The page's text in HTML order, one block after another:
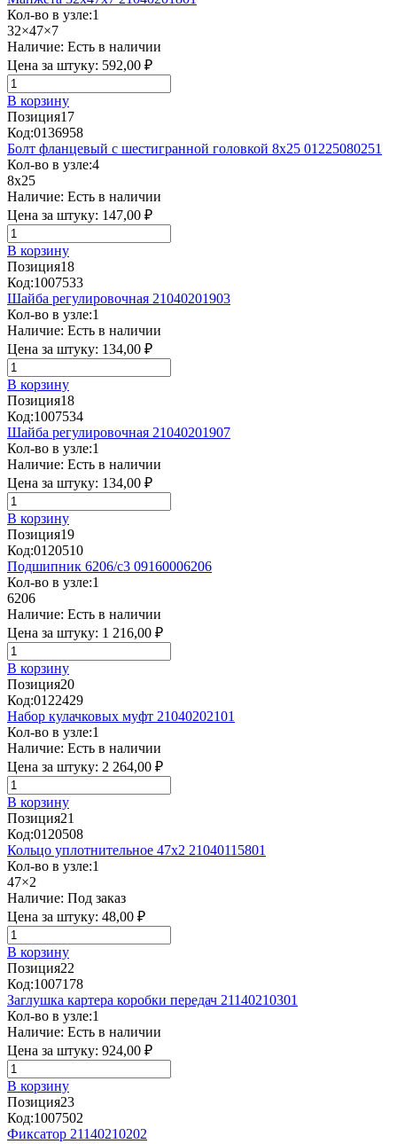
Кол-во в узле:1
32×47×7
Наличие: Есть в наличии
Цена за штуку: 592,00 ₽
В корзину
Позиция17
Код:0136958
Болт фланцевый с шестигранной головкой 8x25 01225080251
Кол-во в узле:4
8x25
Наличие: Есть в наличии
Цена за штуку: 147,00 ₽
В корзину
Позиция18
Код:1007533
Шайба регулировочная 21040201903
Кол-во в узле:1
Наличие: Есть в наличии
Цена за штуку: 134,00 ₽
В корзину
Позиция18
Код:1007534
Шайба регулировочная 21040201907
Кол-во в узле:1
Наличие: Есть в наличии
Цена за штуку: 134,00 ₽
В корзину
Позиция19
Код:0120510
Подшипник 6206/c3 09160006206
Кол-во в узле:1
6206
Наличие: Есть в наличии
Цена за штуку: 1 216,00 ₽
В корзину
Позиция20
Код:0122429
Набор кулачковых муфт 21040202101
Кол-во в узле:1
Наличие: Есть в наличии
Цена за штуку: 2 264,00 ₽
В корзину
Позиция21
Код:0120508
Кольцо уплотнительное 47х2 21040115801
Кол-во в узле:1
47×2
Наличие: Под заказ
Цена за штуку: 48,00 ₽
В корзину
Позиция22
Код:1007178
Заглушка картера коробки передач 21140210301
Кол-во в узле:1
Наличие: Есть в наличии
Цена за штуку: 924,00 ₽
В корзину
Позиция23
Код:1007502
Фиксатор 21140210202